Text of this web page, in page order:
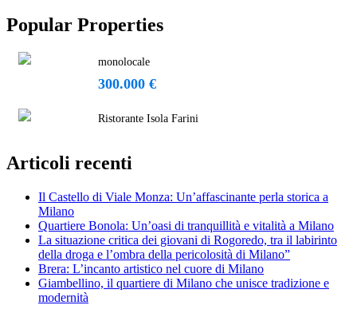
Popular Properties
monolocale
300.000 €
Ristorante Isola Farini
Articoli recenti
Il Castello di Viale Monza: Un’affascinante perla storica a
Milano
Quartiere Bonola: Un’oasi di tranquillità e vitalità a Milano
La situazione critica dei giovani di Rogoredo, tra il labirinto
della droga e l’ombra della pericolosità di Milano”
Brera: L’incanto artistico nel cuore di Milano
Giambellino, il quartiere di Milano che unisce tradizione e
modernità